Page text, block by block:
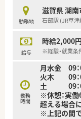
勤務地
滋賀県 湖南
石部駅 (JR草津
給与
時給2,000
※経験・就業条
勤務
時間
月水金 09：
火木 09：
土 09：
※休憩：実
超える場合
※上記の間